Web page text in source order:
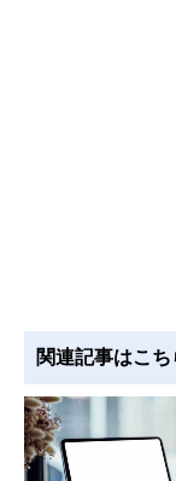
関連記事はこち